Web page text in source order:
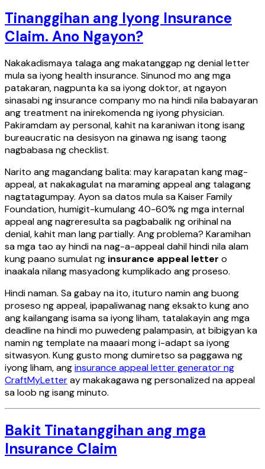
Tinanggihan ang Iyong Insurance
Claim. Ano Ngayon?
Nakakadismaya talaga ang makatanggap ng denial letter
mula sa iyong health insurance. Sinunod mo ang mga
patakaran, nagpunta ka sa iyong doktor, at ngayon
sinasabi ng insurance company mo na hindi nila babayaran
ang treatment na inirekomenda ng iyong physician.
Pakiramdam ay personal, kahit na karaniwan itong isang
bureaucratic na desisyon na ginawa ng isang taong
nagbabasa ng checklist.
Narito ang magandang balita: may karapatan kang mag-
appeal, at nakakagulat na maraming appeal ang talagang
nagtatagumpay. Ayon sa datos mula sa Kaiser Family
Foundation, humigit-kumulang 40-60% ng mga internal
appeal ang nagreresulta sa pagbabalik ng orihinal na
denial, kahit man lang partially. Ang problema? Karamihan
sa mga tao ay hindi na nag-a-appeal dahil hindi nila alam
kung paano sumulat ng insurance appeal letter o
inaakala nilang masyadong kumplikado ang proseso.
Hindi naman. Sa gabay na ito, ituturo namin ang buong
proseso ng appeal, ipapaliwanag nang eksakto kung ano
ang kailangang isama sa iyong liham, tatalakayin ang mga
deadline na hindi mo puwedeng palampasin, at bibigyan ka
namin ng template na maaari mong i-adapt sa iyong
sitwasyon. Kung gusto mong dumiretso sa paggawa ng
iyong liham, anginsurance appeal letter generator ng
CraftMyLetteray makakagawa ng personalized na appeal
sa loob ng isang minuto.
Bakit Tinatanggihan ang mga
Insurance Claim